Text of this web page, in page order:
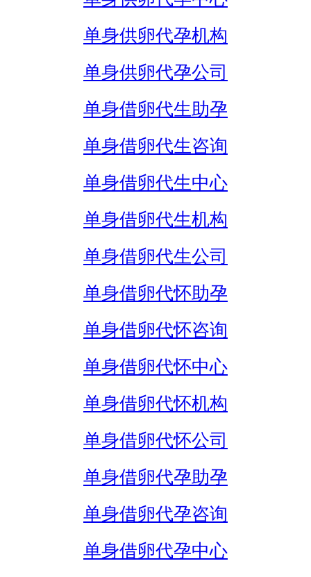
单身供卵代孕机构
单身供卵代孕公司
单身借卵代生助孕
单身借卵代生咨询
单身借卵代生中心
单身借卵代生机构
单身借卵代生公司
单身借卵代怀助孕
单身借卵代怀咨询
单身借卵代怀中心
单身借卵代怀机构
单身借卵代怀公司
单身借卵代孕助孕
单身借卵代孕咨询
单身借卵代孕中心